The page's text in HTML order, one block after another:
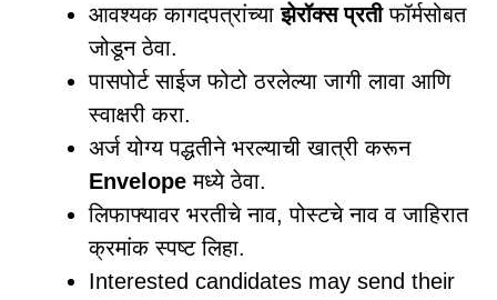
आवश्यक कागदपत्रांच्याझेरॉक्स प्रतीफॉर्मसोबत
जोडून ठेवा.
पासपोर्ट साईज फोटो ठरलेल्या जागी लावा आणि
स्वाक्षरी करा.
अर्ज योग्य पद्धतीने भरल्याची खात्री करून
Envelope मध्ये ठेवा.
लिफाफ्यावर भरतीचे नाव, पोस्टचे नाव व जाहिरात
क्रमांक स्पष्ट लिहा.
Interested candidates may send their